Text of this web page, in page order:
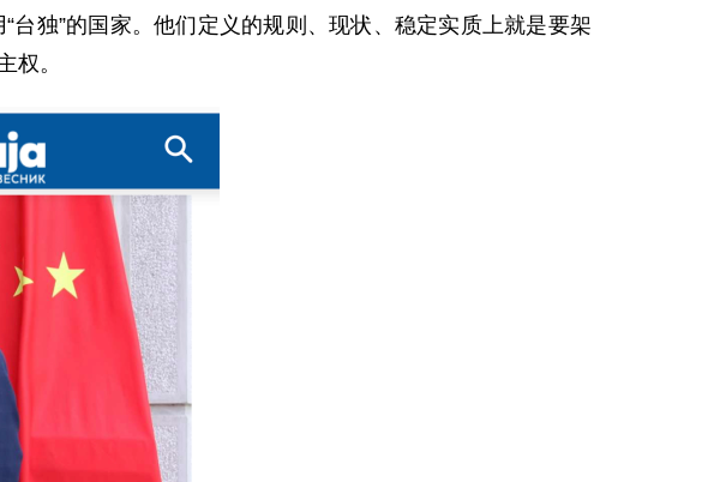
独”的国家。他们定义的规则、现状、稳定实质上就是要架
主权。